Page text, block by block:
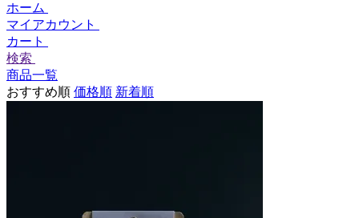
ホーム
マイアカウント
カート
検索
商品一覧
おすすめ順 価格順 新着順